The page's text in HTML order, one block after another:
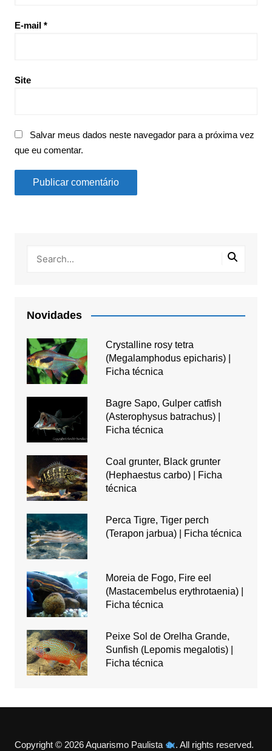
E-mail *
Site
Salvar meus dados neste navegador para a próxima vez
que eu comentar.
Novidades
Crystalline rosy tetra
(Megalamphodus epicharis) |
Ficha técnica
Bagre Sapo, Gulper catfish
(Asterophysus batrachus) |
Ficha técnica
Coal grunter, Black grunter
(Hephaestus carbo) | Ficha
técnica
Perca Tigre, Tiger perch
(Terapon jarbua) | Ficha técnica
Moreia de Fogo, Fire eel
(Mastacembelus erythrotaenia) |
Ficha técnica
Peixe Sol de Orelha Grande,
Sunfish (Lepomis megalotis) |
Ficha técnica
Copyright © 2026 Aquarismo Paulista . All rights reserved.